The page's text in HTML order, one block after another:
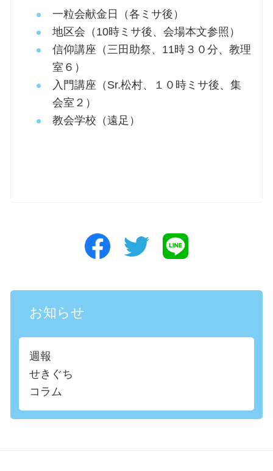
一粒会献金日（各ミサ後）
地区会（10時ミサ後、会場本文参照）
信仰講座（三田助祭、11時３０分、教理
室６）
入門講座（Sr.松村、１０時ミサ後、集
会室２）
教会学校（遠足）
お知らせ
週報
せきぐち
コラム